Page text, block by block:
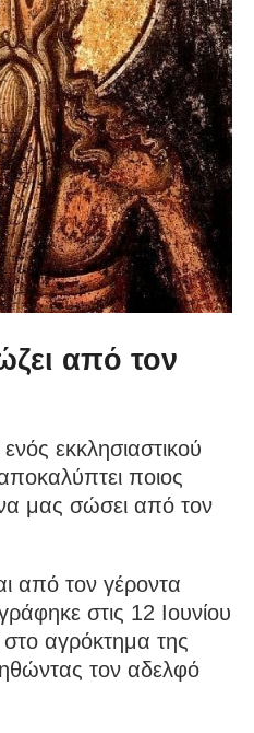
από τον
εκκλησιαστικού
ποιος
μας σώσει από τον
από τον γέροντα
στις 12 Ιουνίου
αγρόκτημα της
τον αδελφό